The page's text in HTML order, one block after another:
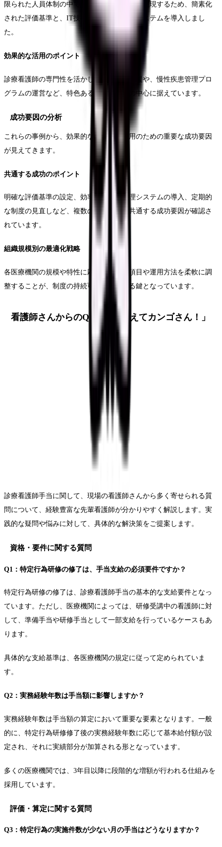
限られた人員体制の中で効率的な制度運用を実現するため、簡素化
された評価基準と、IT技術を活用した記録システムを導入しまし
た。
効果的な活用のポイント
診療看護師の専門性を活かした在宅医療支援や、慢性疾患管理プロ
グラムの運営など、特色ある活動を評価の中心に据えています。
成功要因の分析
これらの事例から、効果的な手当制度運用のための重要な成功要因
が見えてきます。
共通する成功のポイント
明確な評価基準の設定、効率的な実績管理システムの導入、定期的
な制度の見直しなど、複数の医療機関に共通する成功要因が確認さ
れています。
組織規模別の最適化戦略
各医療機関の規模や特性に応じて、評価項目や運用方法を柔軟に調
整することが、制度の持続可能性を高める鍵となっています。
看護師さんからのQ&A「おしえてカンゴさん！」
診療看護師手当に関して、現場の看護師さんから多く寄せられる質
問について、経験豊富な先輩看護師が分かりやすく解説します。実
践的な疑問や悩みに対して、具体的な解決策をご提案します。
資格・要件に関する質問
Q1：特定行為研修の修了は、手当支給の必須要件ですか？
特定行為研修の修了は、診療看護師手当の基本的な支給要件となっ
ています。ただし、医療機関によっては、研修受講中の看護師に対
して、準備手当や研修手当として一部支給を行っているケースもあ
ります。
具体的な支給基準は、各医療機関の規定に従って定められていま
す。
Q2：実務経験年数は手当額に影響しますか？
実務経験年数は手当額の算定において重要な要素となります。一般
的に、特定行為研修修了後の実務経験年数に応じて基本給付額が設
定され、それに実績部分が加算される形となっています。
多くの医療機関では、3年目以降に段階的な増額が行われる仕組みを
採用しています。
評価・算定に関する質問
Q3：特定行為の実施件数が少ない月の手当はどうなりますか？